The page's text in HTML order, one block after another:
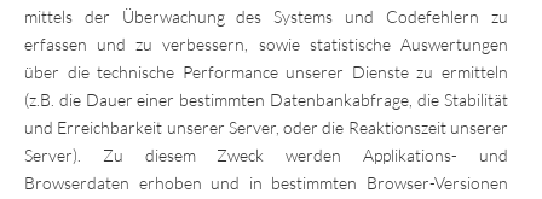
mittels der Überwachung des Systems und Codefehlern zu
erfassen und zu verbessern, sowie statistische Auswertungen
über die technische Performance unserer Dienste zu ermitteln
(z.B. die Dauer einer bestimmten Datenbankabfrage, die Stabilität
und Erreichbarkeit unserer Server, oder die Reaktionszeit unserer
Server). Zu diesem Zweck werden Applikations- und
Browserdaten erhoben und in bestimmten Browser-Versionen